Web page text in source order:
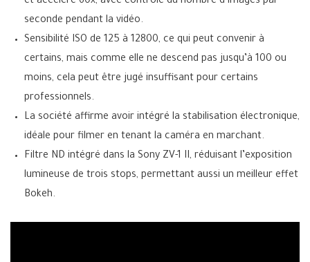
seconde pendant la vidéo.
Sensibilité ISO de 125 à 12800, ce qui peut convenir à
certains, mais comme elle ne descend pas jusqu’à 100 ou
moins, cela peut être jugé insuffisant pour certains
professionnels.
La société affirme avoir intégré la stabilisation électronique,
idéale pour filmer en tenant la caméra en marchant.
Filtre ND intégré dans la Sony ZV-1 II, réduisant l’exposition
lumineuse de trois stops, permettant aussi un meilleur effet
Bokeh.